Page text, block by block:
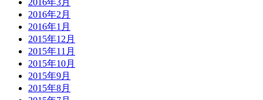
2016年3月
2016年2月
2016年1月
2015年12月
2015年11月
2015年10月
2015年9月
2015年8月